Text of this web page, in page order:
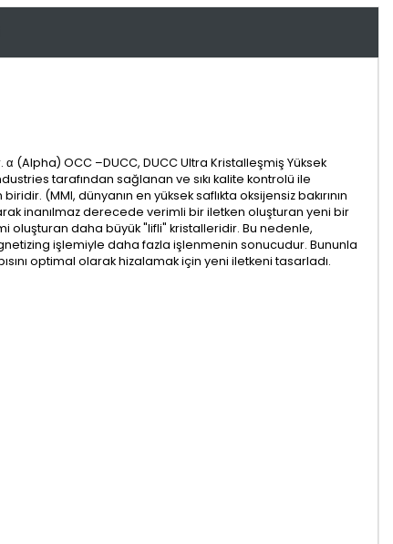
OCC –DUCC, DUCC Ultra Kristalleşmiş Yüksek
tarafından sağlanan ve sıkı kalite kontrolü ile
(MMI, dünyanın en yüksek saflıkta oksijensiz bakırının
inanılmaz derecede verimli bir iletken oluşturan yeni bir
oluşturan daha büyük "lifli" kristalleridir. Bu nedenle,
işlemiyle daha fazla işlenmenin sonucudur. Bununla
optimal olarak hizalamak için yeni iletkeni tasarladı.